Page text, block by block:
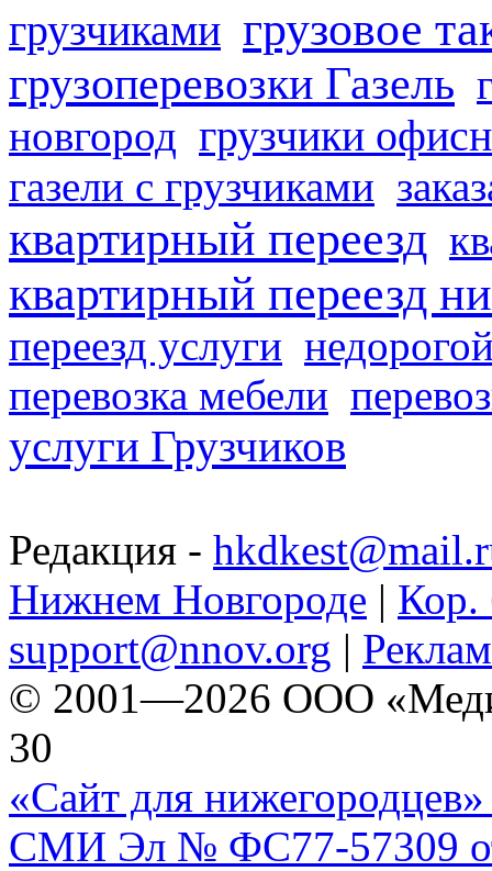
грузчиками грузовое
грузоперевозки Газель
новгород грузчики
газели с грузчиками
квартирный переезд
квартирный переезд
переезд услуги
перевозка мебели
услуги Грузчиков
Редакция -
Нижнем Новгороде | Кор.
support@nnov.org |
© 2001—2026 ООО
30
«Сайт для нижегородцев»
СМИ Эл № ФС77-57309